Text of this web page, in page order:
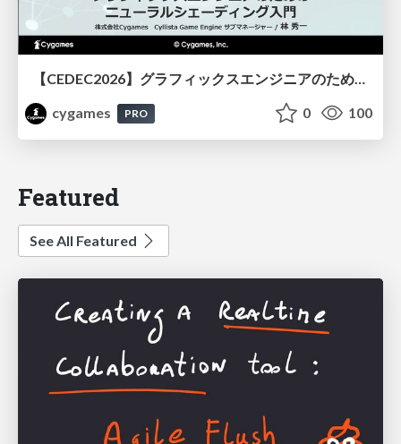
【CEDEC2026】グラフィックスエンジニアのためのニューラルシェーディング入門
cygames
PRO 0 100
Featured
See All Featured